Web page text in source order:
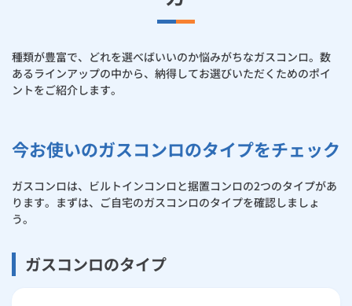
「大阪ガスの都市ガス」への切り替えについて
電気料金メニュー
まとめプラン紹介
ガスと電気の使用開始の申込
ガスと電気の使用中止の申込
通信速度測定
まとめプラン紹介
簡単プラン診断
キッチン
ガスコンロ
ガスオーブン
食器洗い乾燥機
バス・洗面
ガス温水浴室暖房乾燥機
「カワック・ミストカワック」
ガスファンヒーター
取替用ガスコンセント
発電・省エネ
太陽光発電
ぴこぴこ・スマぴこ・けむぴこ
修理
故障診断
取扱説明書を探す
定額サービス
らく得保証
機器・修理お申込み
リフォーム・リノベーション
リフォーム・リノベーション
住ミカタ・リフォーム
リノベーション「マイリノ」
安心・安全
住ミカタ・サービス
ホームセキュリティ
便利・おトク
スマイLINK
めちゃとクーポン
お手続き一覧
お問い合わせ
ショールーム Daigasコラム
「くらしにコンロ」アプリ
交換の流れ
予算に合わせてご提案
種類が豊富で、どれを選べばいいのか悩みがちなガスコンロ。数
あるラインアップの中から、納得してお選びいただくためのポイ
ントをご紹介します。
今お使いのガスコンロのタイプをチェック
ガスコンロは、ビルトインコンロと据置コンロの2つのタイプがあ
ります。まずは、ご自宅のガスコンロのタイプを確認しましょ
う。
ガスコンロのタイプ